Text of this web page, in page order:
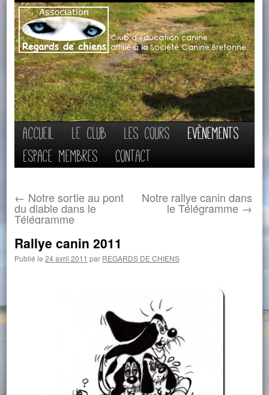
Aller
au
Accueil Le club Les cours
Evènements
Espace membres
Contact
← Notre sortie au pont
du diable dans le
Télégramme
Notre rallye canin dans
le Télégramme →
Rallye canin 2011
Publié le 24 avril 2011 par REGARDS DE CHIENS